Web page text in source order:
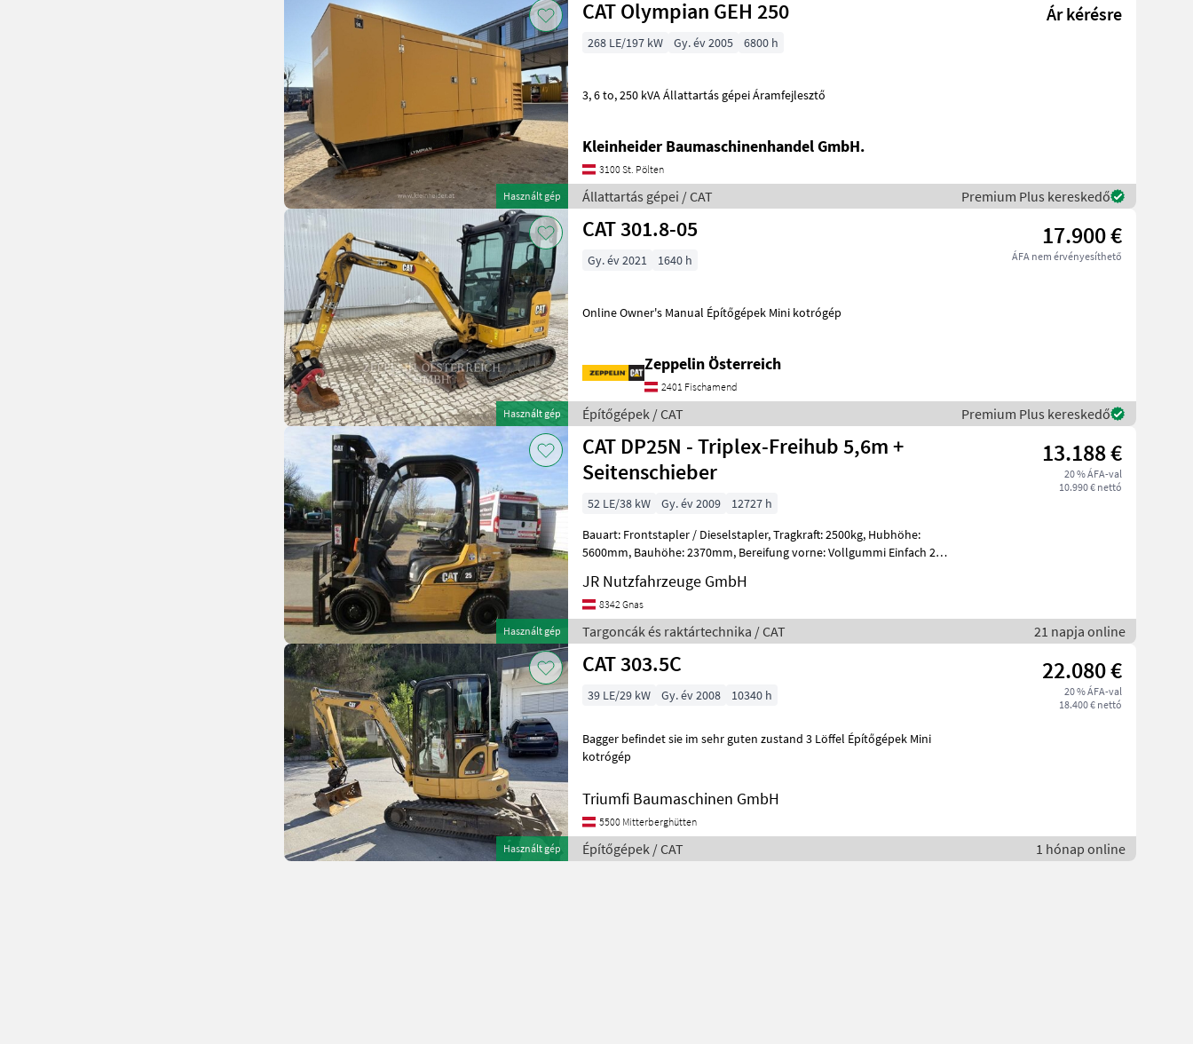
Használt gép
CAT Olympian GEH 250 Ár kérésre
268 LE/197 kW Gy. év 2005 6800 h
3, 6 to, 250 kVA Állattartás gépei Áramfejlesztő
Kleinheider Baumaschinenhandel GmbH.
3100 St. Pölten
Állattartás gépei / CAT Premium Plus kereskedő
Használt gép
CAT 301.8-05 17.900 €
ÁFA nem érvényesíthető
Gy. év 2021 1640 h
Online Owner's Manual Építőgépek Mini kotrógép
Zeppelin Österreich
2401 Fischamend
Építőgépek / CAT Premium Plus kereskedő
Használt gép
CAT DP25N - Triplex-Freihub 5,6m +
Seitenschieber
13.188 €
20 % ÁFA-val
10.990 € nettó
52 LE/38 kW Gy. év 2009
12727 h
Bauart: Frontstapler / Dieselstapler, Tragkraft: 2500kg, Hubhöhe:
5600mm, Bauhöhe: 2370mm, Bereifung vorne: Vollgummi Einfach 20 -
JR Nutzfahrzeuge GmbH
8342 Gnas
Targoncák és raktártechnika / CAT 21 napja online
Használt gép
CAT 303.5C 22.080 €
20 % ÁFA-val
18.400 € nettó
39 LE/29 kW Gy. év 2008 10340 h
Bagger befindet sie im sehr guten zustand 3 Löffel Építőgépek Mini
kotrógép
Triumfi Baumaschinen GmbH
5500 Mitterberghütten
Építőgépek / CAT 1 hónap online